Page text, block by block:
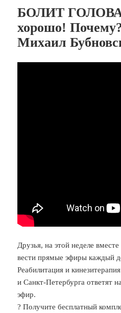
БОЛИТ
хорошо!
Михаил
Друзья, на этой неделе
вести прямые эфиры каждый
Реабилитация и
и Санкт-Петербурга ответят
эфир.⠀
? Получите бесплатный